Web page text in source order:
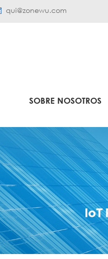
qui@zonewu.com
SOBRE NOSOTROS